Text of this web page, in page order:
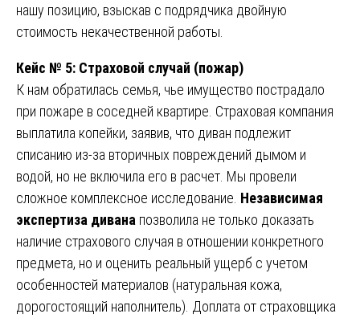
нашу позицию, взыскав с подрядчика двойную
стоимость некачественной работы.
Кейс № 5: Страховой случай (пожар)
К нам обратилась семья, чье имущество пострадало
при пожаре в соседней квартире. Страховая компания
выплатила копейки, заявив, что диван подлежит
списанию из-за вторичных повреждений дымом и
водой, но не включила его в расчет. Мы провели
сложное комплексное исследование. Независимая
экспертиза дивана позволила не только доказать
наличие страхового случая в отношении конкретного
предмета, но и оценить реальный ущерб с учетом
особенностей материалов (натуральная кожа,
дорогостоящий наполнитель). Доплата от страховщика